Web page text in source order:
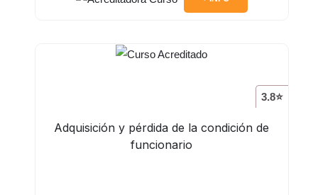
3.8⭐
Adquisición y pérdida de la condición de
funcionario